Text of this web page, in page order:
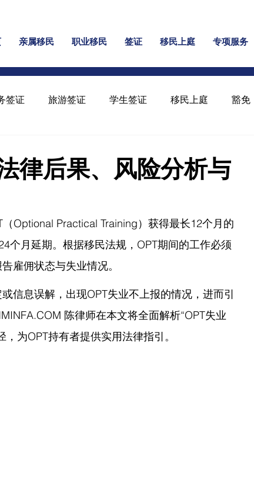
亲属移民 职业移民 签证 移民上庭 专项服务
签证 旅游签证 学生签证 移民上庭 豁免
律后果、风险分析与
Optional Practical Training）获得最长12个月的
个月延期。根据移民法规，OPT期间的工作必须
雇佣状态与失业情况。
信息误解，出现OPT失业不上报的情况，进而引
陈律师在本文将全面解析“OPT失业
为OPT持有者提供实用法律指引。